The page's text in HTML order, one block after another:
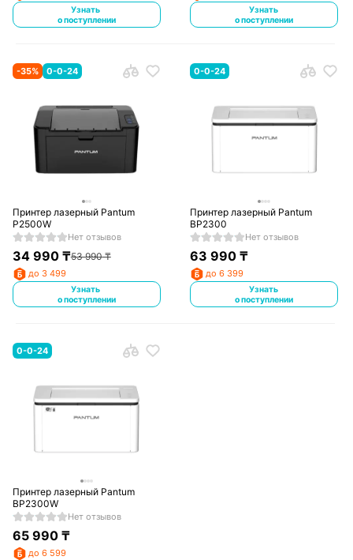
Узнать
о поступлении
Узнать
о поступлении
-35% 0-0-24
Принтер лазерный Pantum
P2500W
Нет отзывов
34 990₸53 990₸
до 3 499
Узнать
о поступлении
0-0-24
Принтер лазерный Pantum
BP2300
Нет отзывов
63 990 ₸
до 6 399
Узнать
о поступлении
0-0-24
Принтер лазерный Pantum
BP2300W
Нет отзывов
65 990₸
до 6 599